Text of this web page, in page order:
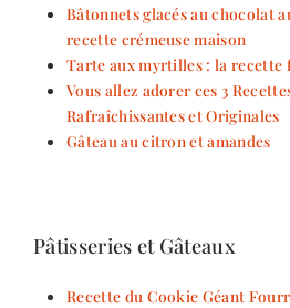
Bâtonnets glacés au chocolat
recette crémeuse maison
Tarte aux myrtilles : la recette
Vous allez adorer ces 3
Rafraîchissantes et Originales
Gâteau au citron et amandes
Pâtisseries et Gâteaux
Recette du Cookie Géant